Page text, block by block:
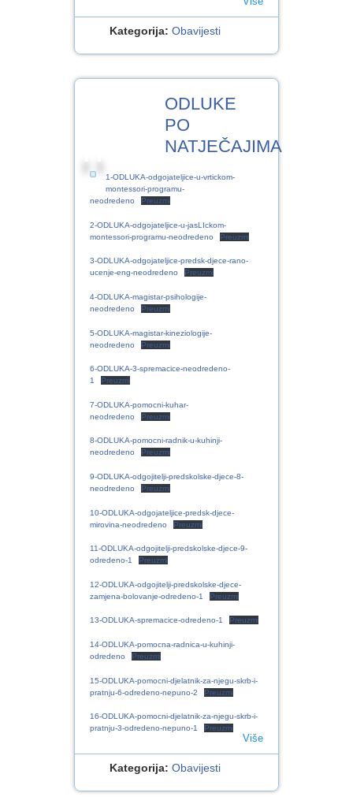
Kategorija: Obavijesti
ODLUKE
PO
NATJEČAJIMA
1-ODLUKA-odgojateljice-u-vrtickom-
montessori-programu-
neodredeno
Preuzmi
2-ODLUKA-odgojateljice-u-jasLIckom-
montessori-programu-neodredeno
Preuzmi
3-ODLUKA-odgojateljice-predsk-djece-rano-
ucenje-eng-neodredeno
Preuzmi
4-ODLUKA-magistar-psihologije-
neodredeno
Preuzmi
5-ODLUKA-magistar-kineziologije-
neodredeno
Preuzmi
6-ODLUKA-3-spremacice-neodredeno-
1
Preuzmi
7-ODLUKA-pomocni-kuhar-
neodredeno
Preuzmi
8-ODLUKA-pomocni-radnik-u-kuhinji-
neodredeno
Preuzmi
9-ODLUKA-odgojitelji-predskolske-djece-8-
neodredeno
Preuzmi
10-ODLUKA-odgojateljice-predsk-djece-
mirovina-neodredeno
Preuzmi
11-ODLUKA-odgojitelji-predskolske-djece-9-
odredeno-1
Preuzmi
12-ODLUKA-odgojitelji-predskolske-djece-
zamjena-bolovanje-odredeno-1
Preuzmi
13-ODLUKA-spremacice-odredeno-1 Preuzmi
14-ODLUKA-pomocna-radnica-u-kuhinji-
odredeno
Preuzmi
15-ODLUKA-pomocni-djelatnik-za-njegu-skrb-i-
pratnju-6-odredeno-nepuno-2
Preuzmi
16-ODLUKA-pomocni-djelatnik-za-njegu-skrb-i-
pratnju-3-odredeno-nepuno-1
Preuzmi
Više
Kategorija: Obavijesti